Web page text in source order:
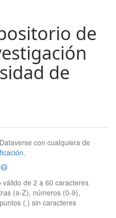
de
de
con cualquiera de
.
de 2 a 60 caracteres
(a-Z), números (0-9),
(.) sin caracteres